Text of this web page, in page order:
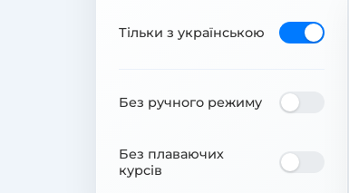
Тільки з українською
Без ручного режиму
Без плаваючих
курсів